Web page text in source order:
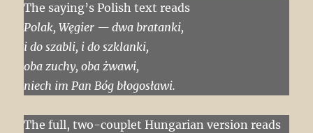
The saying’s Polish text reads
Polak, Węgier — dwa bratanki,
i do szabli, i do szklanki,
oba zuchy, oba żwawi,
niech im Pan Bóg błogosławi.
The full, two-couplet Hungarian version reads